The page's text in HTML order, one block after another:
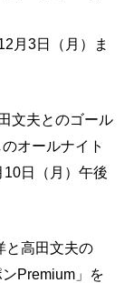
月3日（月）ま
文夫とのゴール
オールナイト
日（月）午後
と高田文夫の
Premium」を